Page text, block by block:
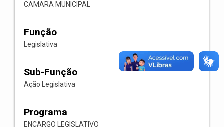
CAMARA MUNICIPAL
Função
Legislativa
Sub-Função
Ação Legislativa
Programa
ENCARGO LEGISLATIVO